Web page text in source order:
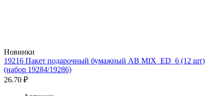
Новинки
19216 Пакет подарочный бумажный AB MIX_ED_6 (12 шт)
(набор 19284/19286)
26.70 ₽